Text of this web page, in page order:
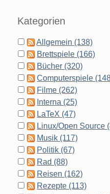
Kategorien
Allgemein (138)
Brettspiele (166)
Bücher (320)
Computerspiele
Filme (262)
Interna (25)
LaTeX (47)
Linux/Open Source
Musik (117)
Politik (67)
Rad (88)
Reisen (162)
Rezepte (113)